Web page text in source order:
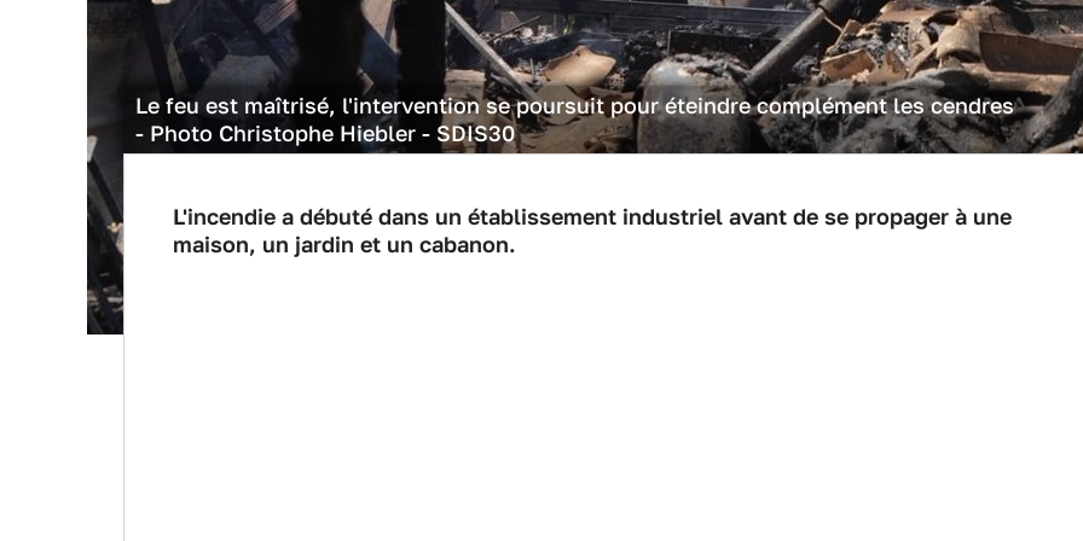
Le feu est maîtrisé, l'intervention se poursuit pour éteindre complément les cendres
- Photo Christophe Hiebler - SDIS30
L'incendie a débuté dans un établissement industriel avant de se propager à une
maison, un jardin et un cabanon.